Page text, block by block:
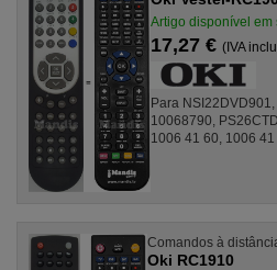
Artigo disponível em
17,27 €(IVA
Para
10068790,
1006 41 60, 1006
Comandos à
Oki RC1910